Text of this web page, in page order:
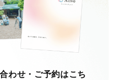
わせ・ご予約はこち